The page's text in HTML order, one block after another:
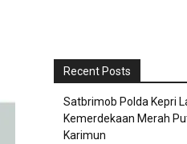
Recent Posts
Satbrimob Polda Kepri
Kemerdekaan Merah
Karimun